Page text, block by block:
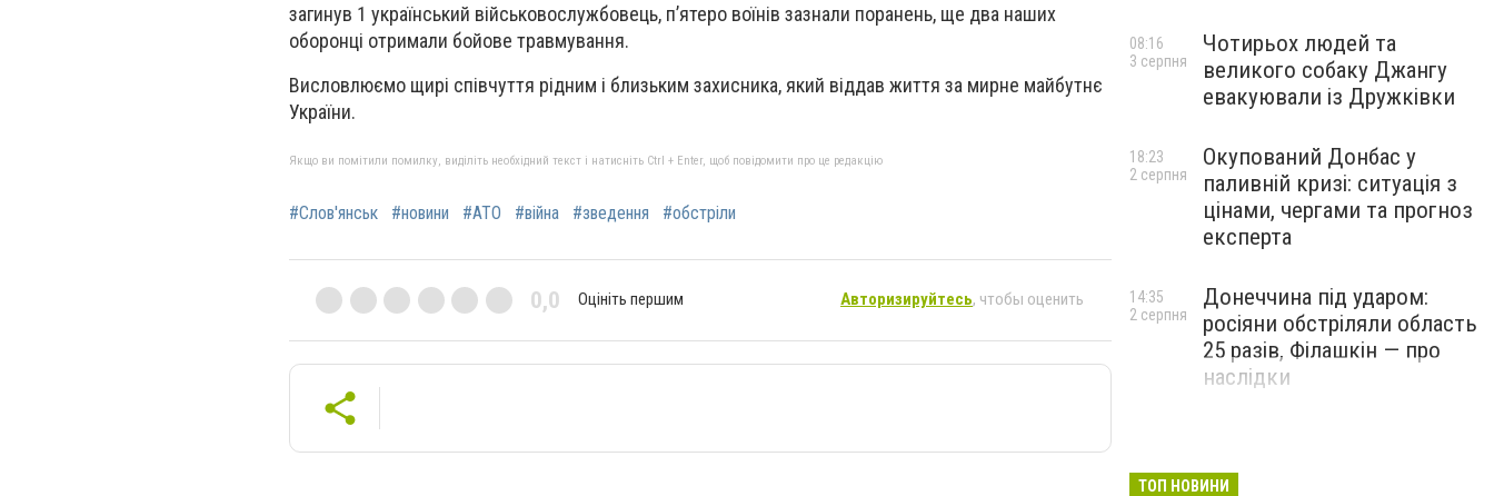
загинув 1 український військовослужбовець, п’ятеро воїнів зазнали поранень, ще два наших
оборонці отримали бойове травмування.
Висловлюємо щирі співчуття рідним і близьким захисника, який віддав життя за мирне майбутнє
України.
Якщо ви помітили помилку, виділіть необхідний текст і натисніть Ctrl + Enter, щоб повідомити про це редакцію
#Слов'янськ #новини #АТО #війна #зведення #обстріли
0,0 Оцініть першим Авторизируйтесь, чтобы оценить
Чотирьох людей та
великого собаку Джангу
евакуювали із Дружківки
08:16
3 серпня
Окупований Донбас у
паливній кризі: ситуація з
цінами, чергами та прогноз
експерта
18:23
2 серпня
Донеччина під ударом:
росіяни обстріляли область
25 разів, Філашкін — про
наслідки
14:35
2 серпня
ТОП НОВИНИ